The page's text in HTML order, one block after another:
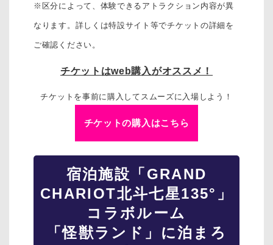
※区分によって、体験できるアトラクション内容が異
なります。詳しくは特設サイト等でチケットの詳細を
ご確認ください。
チケットはweb購入がオススメ！
チケットを事前に購入してスムーズに入場しよう！
チケットの購入はこちら
宿泊施設「GRAND
CHARIOT北斗七星135°」
コラボルーム
「怪獣ランド」に泊まろ